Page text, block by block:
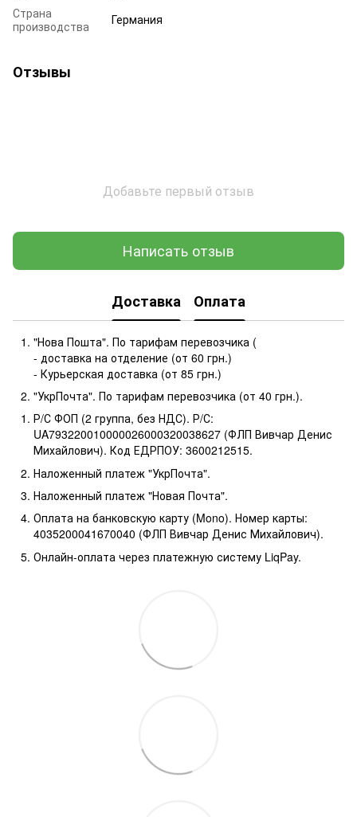
Страна
производства
Германия
Отзывы
Добавьте первый отзыв
Написать отзыв
Доставка Оплата
"Нова Пошта". По тарифам перевозчика (
- доставка на отделение (от 60 грн.)
- Курьерская доставка (от 85 грн.)
"УкрПочта". По тарифам перевозчика (от 40 грн.).
Р/С ФОП (2 группа, без НДС). Р/С:
UA793220010000026000320038627 (ФЛП Вивчар Денис
Михайлович). Код ЕДРПОУ: 3600212515.
Наложенный платеж "УкрПочта".
Наложенный платеж "Новая Почта".
Оплата на банковскую карту (Mono). Номер карты:
4035200041670040 (ФЛП Вивчар Денис Михайлович).
Онлайн-оплата через платежную систему LiqPay.